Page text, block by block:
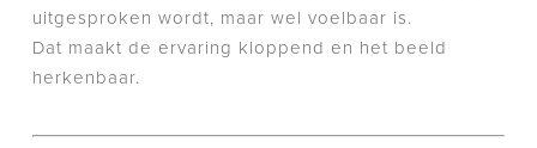
uitgesproken wordt, maar wel voelbaar is.
Dat maakt de ervaring kloppend en het beeld
herkenbaar.